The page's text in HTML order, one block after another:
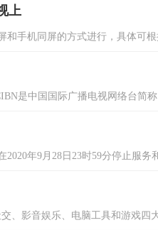
上
和手机同屏的方式进行，具体可
是中国国际广播电视网络台简
2020年9月28日23时59分停止服
、影音娱乐、电脑工具和游戏四